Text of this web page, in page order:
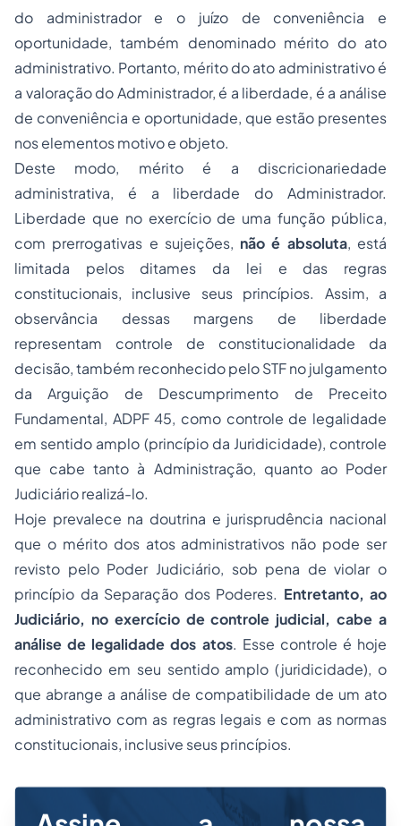
do administrador e o juízo de conveniência e
oportunidade, também denominado mérito do ato
administrativo. Portanto, mérito do ato administrativo é
a valoração do Administrador, é a liberdade, é a análise
de conveniência e oportunidade, que estão presentes
nos elementos motivo e objeto.
Deste modo, mérito é a discricionariedade
administrativa, é a liberdade do Administrador.
Liberdade que no exercício de uma função pública,
com prerrogativas e sujeições, não é absoluta, está
limitada pelos ditames da lei e das regras
constitucionais, inclusive seus princípios. Assim, a
observância dessas margens de liberdade
representam controle de constitucionalidade da
decisão, também reconhecido pelo STF no julgamento
da Arguição de Descumprimento de Preceito
Fundamental, ADPF 45, como controle de legalidade
em sentido amplo (princípio da Juridicidade), controle
que cabe tanto à Administração, quanto ao Poder
Judiciário realizá-lo.
Hoje prevalece na doutrina e jurisprudência nacional
que o mérito dos atos administrativos não pode ser
revisto pelo Poder Judiciário, sob pena de violar o
princípio da Separação dos Poderes. Entretanto, ao
Judiciário, no exercício de controle judicial, cabe a
análise de legalidade dos atos. Esse controle é hoje
reconhecido em seu sentido amplo (juridicidade), o
que abrange a análise de compatibilidade de um ato
administrativo com as regras legais e com as normas
constitucionais, inclusive seus princípios.